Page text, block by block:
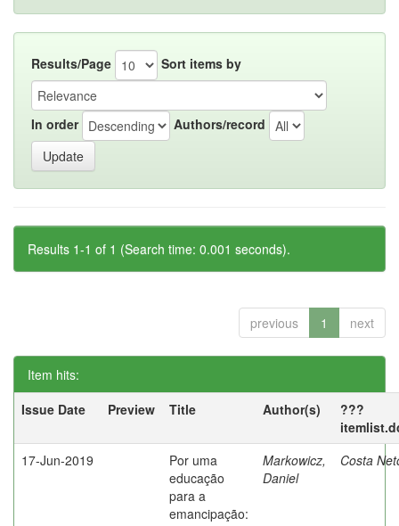
Results/Page Sort items by
In order Authors/record
Results 1-1 of 1 (Search time: 0.001 seconds).
previous 1 next
Item hits:
Issue Date
Preview Title Author(s)
???
17-Jun-2019
Por uma
educação
para a
emancipação:
Markowicz,
Daniel
Costa